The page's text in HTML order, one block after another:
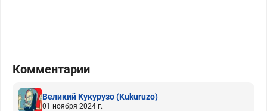
Комментарии
Великий Кукурузо(Kukuruzo)
01 ноября 2024 г.